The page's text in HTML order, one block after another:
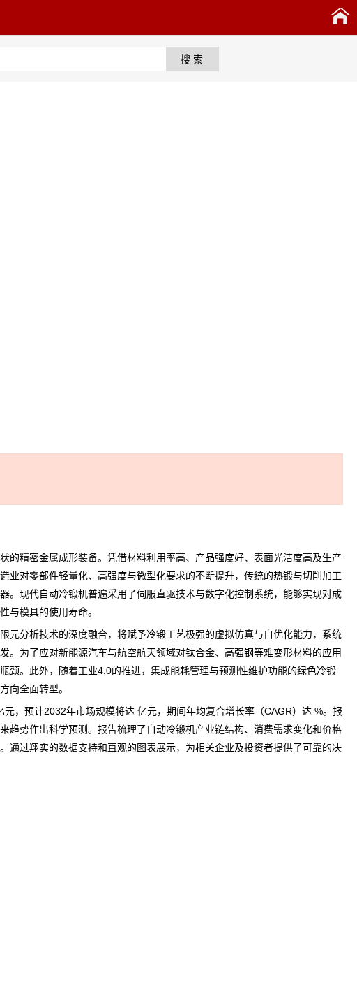
精密金属成形装备。凭借材料利用率高、产品强度好、表面光洁度高及生产
对零部件轻量化、高强度与微型化要求的不断提升，传统的热锻与切削加工
。现代自动冷锻机普遍采用了伺服直驱技术与数字化控制系统，能够实现对成
与模具的使用寿命。
元分析技术的深度融合，将赋予冷锻工艺极强的虚拟仿真与自优化能力，系统
为了应对新能源汽车与航空航天领域对钛合金、高强钢等难变形材料的应用
颈。此外，随着工业4.0的推进，集成能耗管理与预测性维护功能的绿色冷锻
向全面转型。
，预计2032年市场规模将达 亿元，期间年均复合增长率（CAGR）达 %。报
趋势作出科学预测。报告梳理了自动冷锻机产业链结构、消费需求变化和价格
过翔实的数据支持和直观的图表展示，为相关企业及投资者提供了可靠的决